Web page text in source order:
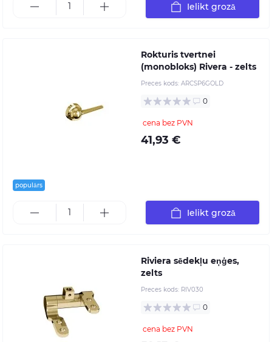
Ielikt grozā
populārs
Rokturis tvertnei
(monobloks) Rivera - zelts
Preces kods: ARCSP6GOLD
0
cena bez PVN
41,93 €
Ielikt grozā
Riviera sēdekļu eņģes,
zelts
Preces kods: RIV030
0
cena bez PVN